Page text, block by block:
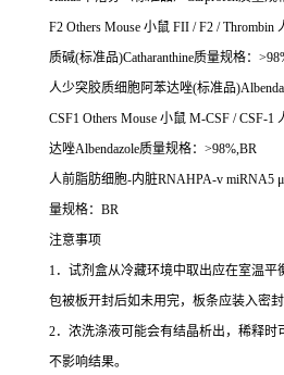
F2 Others Mouse 小鼠 FII / F2 / Thrombin
质碱(标准品)Catharanthine质量规格：
人少突胶质细胞阿苯达唑(标准品
CSF1 Others Mouse 小鼠 M-CSF / CSF-1
达唑Albendazole质量规格： >98%,BR
人前脂肪细胞-内脏RNAHPA-v miRNA5 μ
量规格： BR
注意事项
1．试剂盒从冷藏环境中取出应在室温平
包被板开封后如未用完，板条应装入密封
2．浓洗涤液可能会有结晶析出，稀释
不影响结果。